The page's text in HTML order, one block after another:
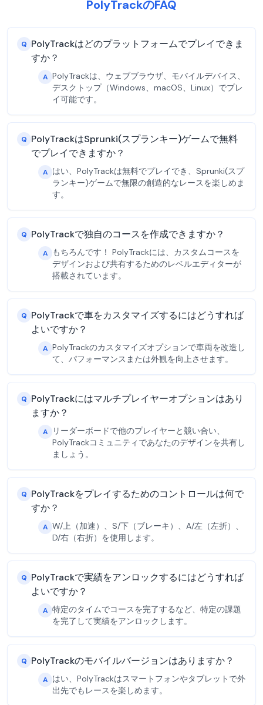
PolyTrackのFAQ
Q PolyTrackはどのプラットフォームでプレイできま
すか？
A PolyTrackは、ウェブブラウザ、モバイルデバイス、
デスクトップ（Windows、macOS、Linux）でプレ
イ可能です。
Q PolyTrackはSprunki(スプランキー)ゲームで無料
でプレイできますか？
A はい、PolyTrackは無料でプレイでき、Sprunki(スプ
ランキー)ゲームで無限の創造的なレースを楽しめま
す。
Q PolyTrackで独自のコースを作成できますか？
A
もちろんです！ PolyTrackには、カスタムコースを
デザインおよび共有するためのレベルエディターが
搭載されています。
Q PolyTrackで車をカスタマイズするにはどうすれば
よいですか？
A PolyTrackのカスタマイズオプションで車両を改造し
て、パフォーマンスまたは外観を向上させます。
Q PolyTrackにはマルチプレイヤーオプションはあり
ますか？
A
リーダーボードで他のプレイヤーと競い合い、
PolyTrackコミュニティであなたのデザインを共有し
ましょう。
Q PolyTrackをプレイするためのコントロールは何で
すか？
A W/上（加速）、S/下（ブレーキ）、A/左（左折）、
D/右（右折）を使用します。
Q PolyTrackで実績をアンロックするにはどうすれば
よいですか？
A 特定のタイムでコースを完了するなど、特定の課題
を完了して実績をアンロックします。
Q PolyTrackのモバイルバージョンはありますか？
A はい、PolyTrackはスマートフォンやタブレットで外
出先でもレースを楽しめます。